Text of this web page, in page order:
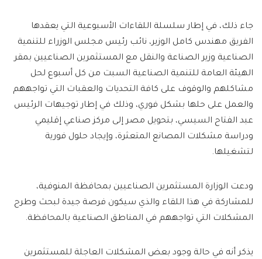
جاء ذلك، في إطار سلسلة اللقاءات الأسبوعية التي يعقدها
الفريق مهندس كامل الوزير، نائب رئيس مجلس الوزراء للتنمية
الصناعية وزير الصناعة والنقل مع المستثمرين الصناعيين بمقر
الهيئة العامة للتنمية الصناعية السبت من كل أسبوع لحل
مشاكلهم والوقوف على كافة التحديات والعقبات التي تواجههم
والعمل على حلها بشكل فوري، وذلك في إطار توجيهات الرئيس
عبد الفتاح السيسي، بتحويل مصر إلى مركز صناعي إقليمي
ودراسة مشكلات المصانع المتعثرة، وإيجاد حلول فورية
لتشغيلها.
ودعت الوزارة المستثمرين الصناعيين بمحافظة المنوفية،
للمشاركة في هذا اللقاء والذي سيكون فرصة جيدة لبحث وطرح
المشكلات التي تواجههم في المناطق الصناعية بالمحافظة.
يذكر أنه في حالة وجود بعض المشكلات العاجلة للمستثمرين